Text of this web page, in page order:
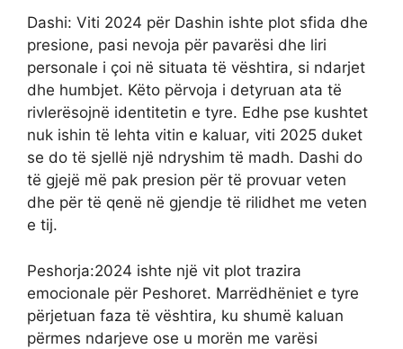
Dashi: Viti 2024 për Dashin ishte plot sfida dhe
presione, pasi nevoja për pavarësi dhe liri
personale i çoi në situata të vështira, si ndarjet
dhe humbjet. Këto përvoja i detyruan ata të
rivlerësojnë identitetin e tyre. Edhe pse kushtet
nuk ishin të lehta vitin e kaluar, viti 2025 duket
se do të sjellë një ndryshim të madh. Dashi do
të gjejë më pak presion për të provuar veten
dhe për të qenë në gjendje të rilidhet me veten
e tij.
Peshorja:2024 ishte një vit plot trazira
emocionale për Peshoret. Marrëdhëniet e tyre
përjetuan faza të vështira, ku shumë kaluan
përmes ndarjeve ose u morën me varësi